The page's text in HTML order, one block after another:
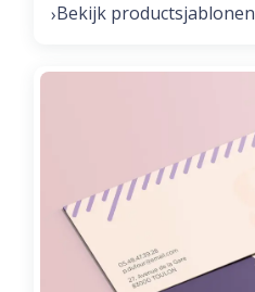
›Bekijk productsjablonen